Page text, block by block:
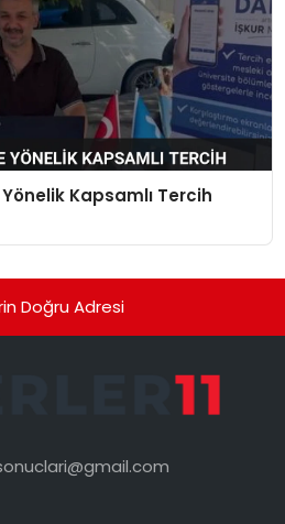
Kapsamlı Tercih
Doğru Adresi